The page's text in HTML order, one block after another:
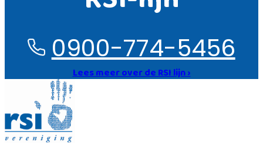
0900-774-5456
Lees meer over de RSI lijn ›